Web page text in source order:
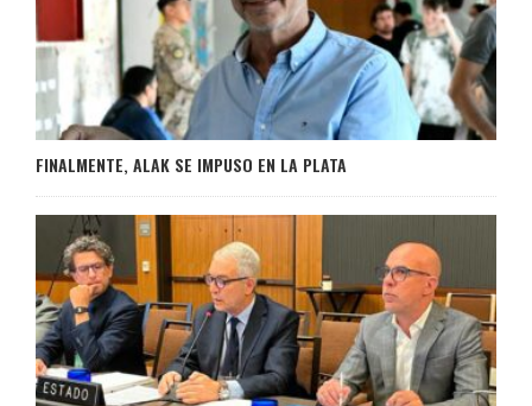
FINALMENTE, ALAK SE IMPUSO EN LA PLATA